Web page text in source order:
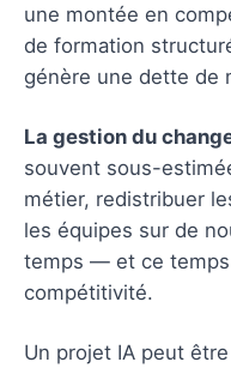
une montée en
de formation
génère une dette de
La gestion du
souvent sous-
métier, redistribuer
les équipes sur de
temps — et ce
compétitivité.
Un projet IA peut